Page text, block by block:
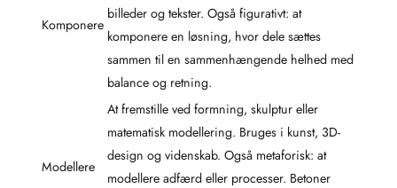
Komponere
billeder og tekster. Også figurativt: at
komponere en løsning, hvor dele sættes
sammen til en sammenhængende helhed med
balance og retning.
Modellere
At fremstille ved formning, skulptur eller
matematisk modellering. Bruges i kunst, 3D-
design og videnskab. Også metaforisk: at
modellere adfærd eller processer. Betoner